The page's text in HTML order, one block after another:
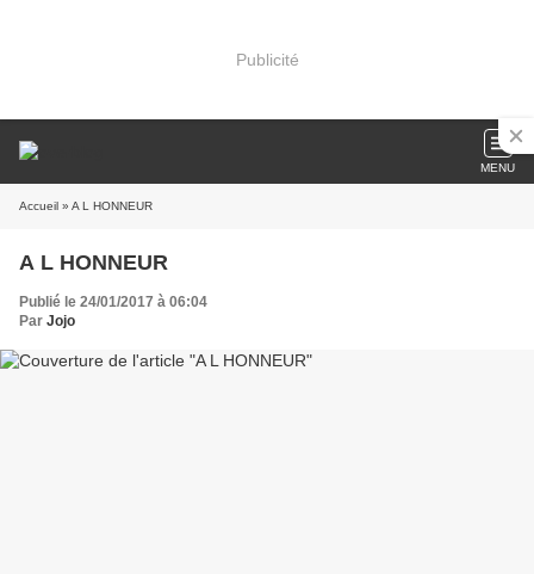
Publicité
MENU
Accueil » A L HONNEUR
A L HONNEUR
Publié le 24/01/2017 à 06:04
Par Jojo